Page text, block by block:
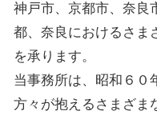
神戸市、京都市、奈良
都、奈良におけるさま
を承ります。
当事務所は、昭和６０
方々が抱えるさまざま